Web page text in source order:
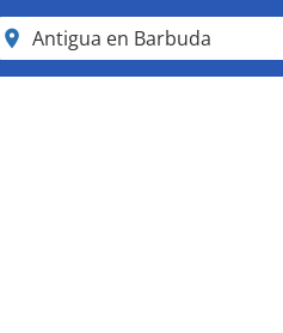
Antigua en Barbuda